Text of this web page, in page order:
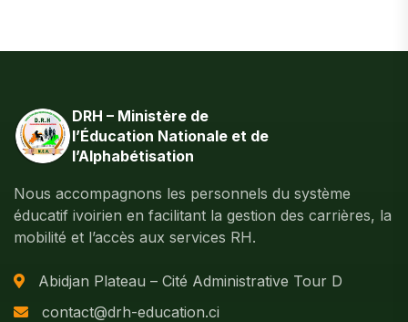
DRH – Ministère de
l’Éducation Nationale et de
l’Alphabétisation
Nous accompagnons les personnels du système
éducatif ivoirien en facilitant la gestion des carrières, la
mobilité et l’accès aux services RH.
Abidjan Plateau – Cité Administrative Tour D
contact@drh-education.ci